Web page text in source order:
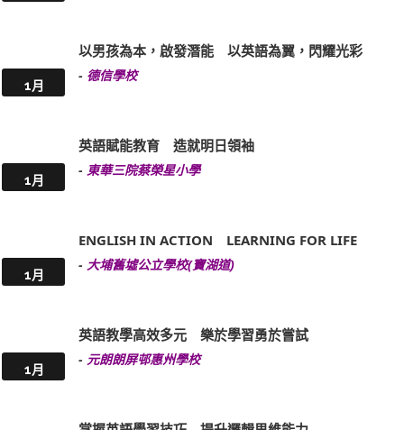
1月
以男孩為本，啟發潛能 以英語為翼，閃耀光彩
- 德信學校
1月
英語賦能教育 造就明日領袖
- 東華三院蔡榮星小學
1月
ENGLISH IN ACTION LEARNING FOR LIFE
- 大埔舊墟公立學校(寶湖道)
1月
英語教學高效多元 樂於學習勇於嘗試
- 元朗朗屏邨惠州學校